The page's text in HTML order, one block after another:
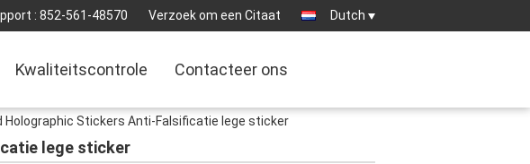
: 852-561-48570 Verzoek om een Citaat Dutch
Kwaliteitscontrole Contacteer ons
Holographic Stickers Anti-Falsificatie lege sticker
lege sticker